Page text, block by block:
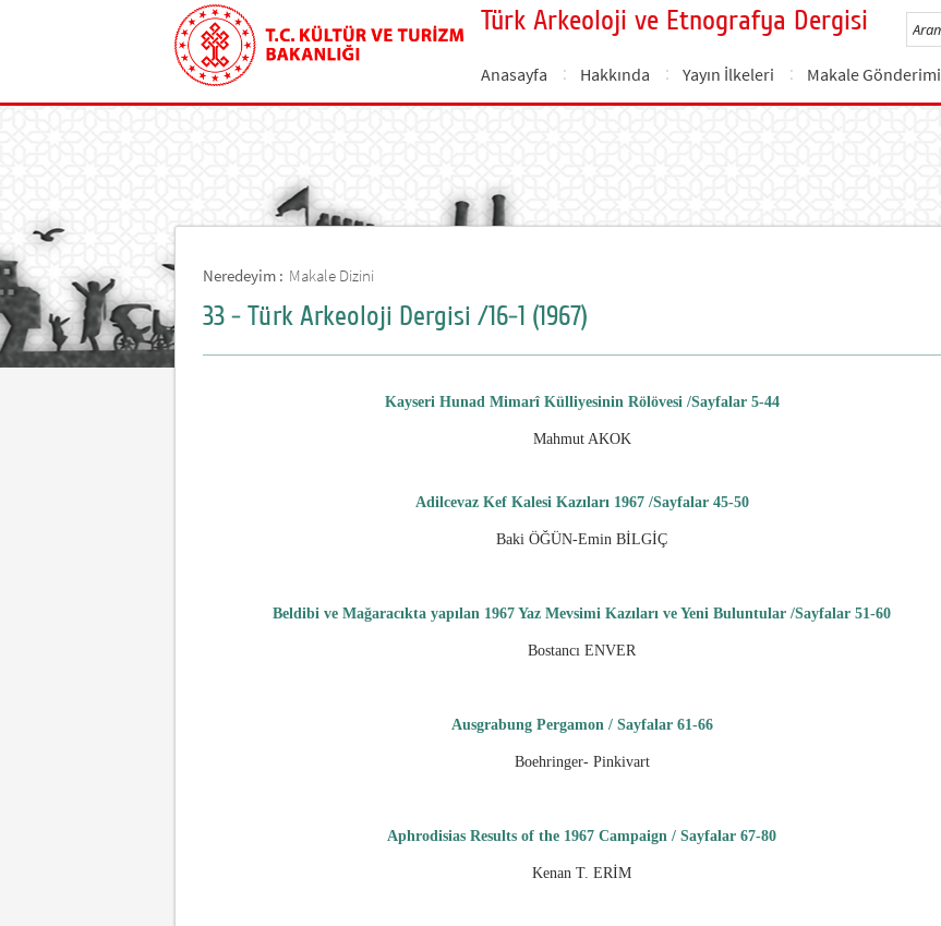
Türk Arkeoloji ve Etnografya Dergisi
Anasayfa Hakkında Yayın İlkeleri Makale Gönderimi
Neredeyim : Makale Dizini
33 - Türk Arkeoloji Dergisi /16-1 (1967)
Kayseri Hunad Mimarî Külliyesinin Rölövesi /Sayfalar 5-44
Mahmut AKOK
Adilcevaz Kef Kalesi Kazıları 1967 /Sayfalar 45-50
Baki ÖĞÜN-Emin BİLGİÇ
Beldibi ve Mağaracıkta yapılan 1967 Yaz Mevsimi Kazıları ve Yeni Buluntular /Sayfalar 51-60
Bostancı ENVER
Ausgrabung Pergamon / Sayfalar 61-66
Boehringer- Pinkivart
Aphrodisias Results of the 1967 Campaign / Sayfalar67-80
Kenan T. ERİM